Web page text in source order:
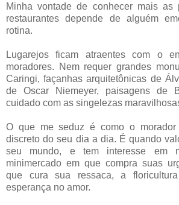
Minha vontade de conhecer mais as
restaurantes depende de alguém
rotina.
Lugarejos ficam atraentes com o
moradores. Nem requer grandes
Caringi, façanhas arquitetônicas de
de Oscar Niemeyer, paisagens de
cuidado com as singelezas
O que me seduz é como o morador
discreto do seu dia a dia. É quando
seu mundo, e tem interesse em
minimercado em que compra suas
que cura sua ressaca, a
esperança no amor.